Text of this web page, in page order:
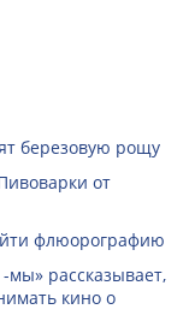
березовую рощу
от
флюорографию
мы» рассказывает,
кино о